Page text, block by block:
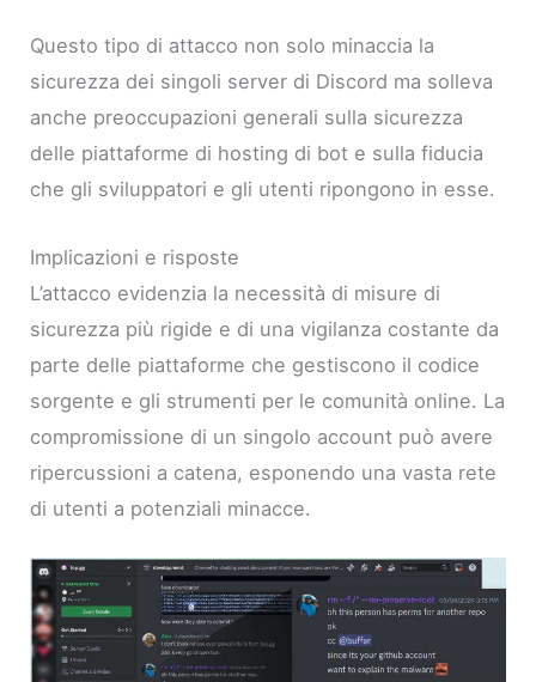
Questo tipo di attacco non solo minaccia la
sicurezza dei singoli server di Discord ma solleva
anche preoccupazioni generali sulla sicurezza
delle piattaforme di hosting di bot e sulla fiducia
che gli sviluppatori e gli utenti ripongono in esse.
Implicazioni e risposte
L’attacco evidenzia la necessità di misure di
sicurezza più rigide e di una vigilanza costante da
parte delle piattaforme che gestiscono il codice
sorgente e gli strumenti per le comunità online. La
compromissione di un singolo account può avere
ripercussioni a catena, esponendo una vasta rete
di utenti a potenziali minacce.